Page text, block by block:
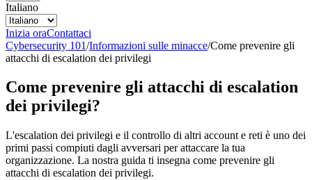
Italiano
Inizia oraContattaci
Cybersecurity 101/Informazioni sulle minacce/Come prevenire gli
attacchi di escalation dei privilegi
Come prevenire gli attacchi di escalation
dei privilegi?
L'escalation dei privilegi e il controllo di altri account e reti è uno dei
primi passi compiuti dagli avversari per attaccare la tua
organizzazione. La nostra guida ti insegna come prevenire gli
attacchi di escalation dei privilegi.